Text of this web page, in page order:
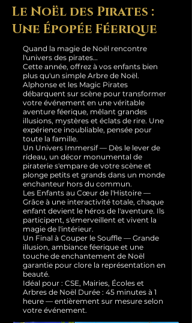
Le Noël des Pirates :
Une Épopée Féerique
Quand la magie de Noël rencontre
l'univers des pirates…
Cette année, offrez à vos enfants bien
plus qu'un simple Arbre de Noël.
Alphonse et les Magic Pirates
débarquent sur scène pour transformer
votre événement en une véritable
aventure féerique, mêlant grandes
illusions, mystères et éclats de rire. Une
expérience inoubliable, pensée pour
toute la famille.
Un Univers Immersif — Dès le lever de
rideau, un décor monumental de
piraterie s'empare de votre scène et
plonge petits et grands dans un monde
enchanteur hors du commun.
Les Enfants au Cœur de l'Histoire —
Grâce à une interactivité totale, chaque
enfant devient le héros de l'aventure. Ils
participent, s'émerveillent et vivent la
magie de l'intérieur.
Un Final à Couper le Souffle — Grande
illusion, ambiance féerique et une
touche de enchantement de Noël
garantie pour clore la représentation en
beauté.
Idéal pour : CSE, Mairies, Écoles et
Arbres de Noël Durée : 45 minutes à 1
heure — entièrement sur mesure selon
votre événement.